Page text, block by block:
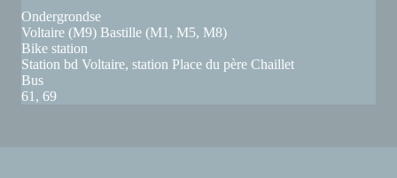
Ondergrondse
Voltaire (M9) Bastille (M1, M5, M8)
Bike station
Station bd Voltaire, station Place du père Chaillet
Bus
61, 69